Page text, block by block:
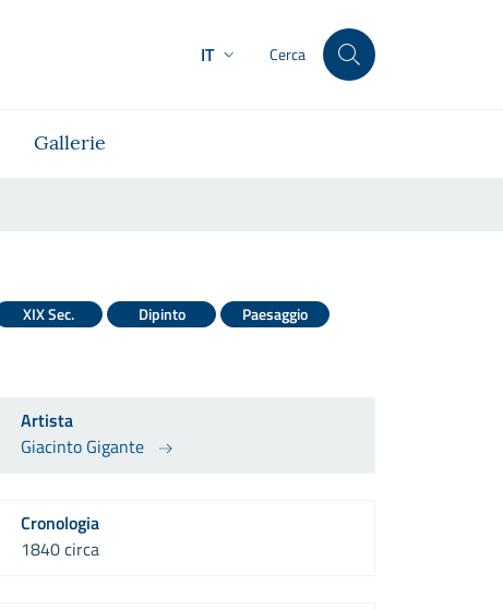
IT Cerca
Gallerie
XIX Sec. Dipinto Paesaggio
Artista
Giacinto Gigante
Cronologia
1840 circa